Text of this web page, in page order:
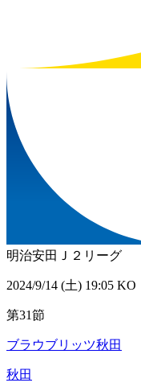
明治安田Ｊ２リーグ
2024/9/14 (土) 19:05 KO
第31節
ブラウブリッツ秋田
秋田